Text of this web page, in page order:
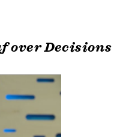
over Decisions